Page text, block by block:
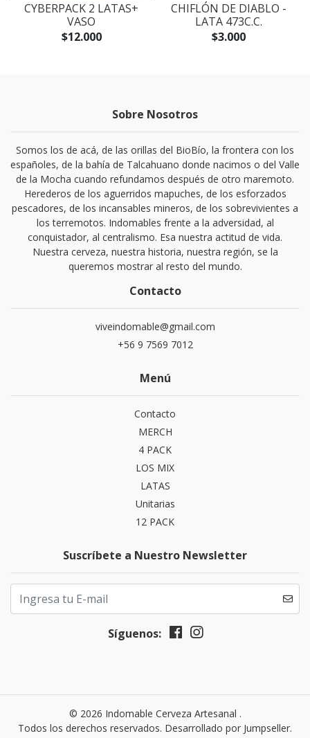
CYBERPACK 2 LATAS+
VASO
$12.000
CHIFLÓN DE DIABLO -
LATA 473C.C.
$3.000
Sobre Nosotros
Somos los de acá, de las orillas del BioBío, la frontera con los
españoles, de la bahía de Talcahuano donde nacimos o del Valle
de la Mocha cuando refundamos después de otro maremoto.
Herederos de los aguerridos mapuches, de los esforzados
pescadores, de los incansables mineros, de los sobrevivientes a
los terremotos. Indomables frente a la adversidad, al
conquistador, al centralismo. Esa nuestra actitud de vida.
Nuestra cerveza, nuestra historia, nuestra región, se la
queremos mostrar al resto del mundo.
Contacto
viveindomable@gmail.com
+56 9 7569 7012
Menú
Contacto
MERCH
4 PACK
LOS MIX
LATAS
Unitarias
12 PACK
Suscríbete a Nuestro Newsletter
Síguenos:
© 2026 Indomable Cerveza Artesanal .
Todos los derechos reservados. Desarrollado por Jumpseller.